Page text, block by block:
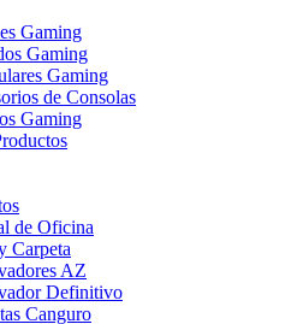
Gaming
Gaming
Gaming
de Consolas
Gaming
de Oficina
Carpeta
AZ
Definitivo
Canguro